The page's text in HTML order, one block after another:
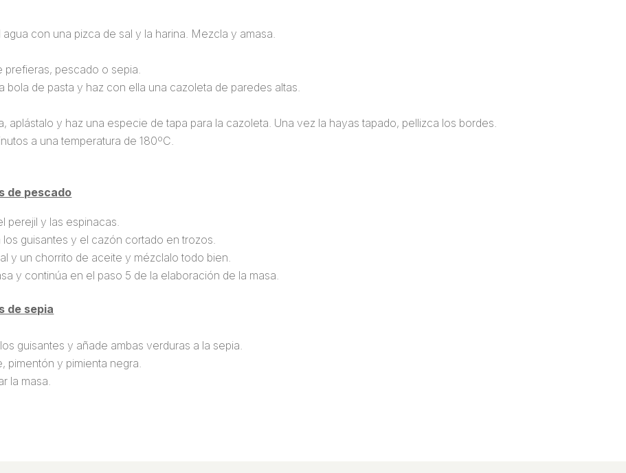
con una pizca de sal y la harina. Mezcla y amasa.
pescado o sepia.
de pasta y haz con ella una cazoleta de paredes altas.
aplástalo y haz una especie de tapa para la cazoleta. Una vez la hayas tapado, pellizca los bordes.
a una temperatura de 180ºC.
de pescado
perejil y las espinacas.
guisantes y el cazón cortado en trozos.
y un chorrito de aceite y mézclalo todo bien.
y continúa en el paso 5 de la elaboración de la masa.
de sepia
guisantes y añade ambas verduras a la sepia.
pimentón y pimienta negra.
la masa.